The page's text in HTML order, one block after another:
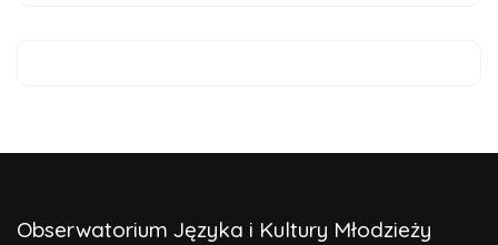
Obserwatorium Języka i Kultury Młodzieży